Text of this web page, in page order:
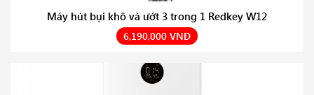
Máy hút bụi khô và ướt 3 trong 1 Redkey W12
6,190,000 VNĐ